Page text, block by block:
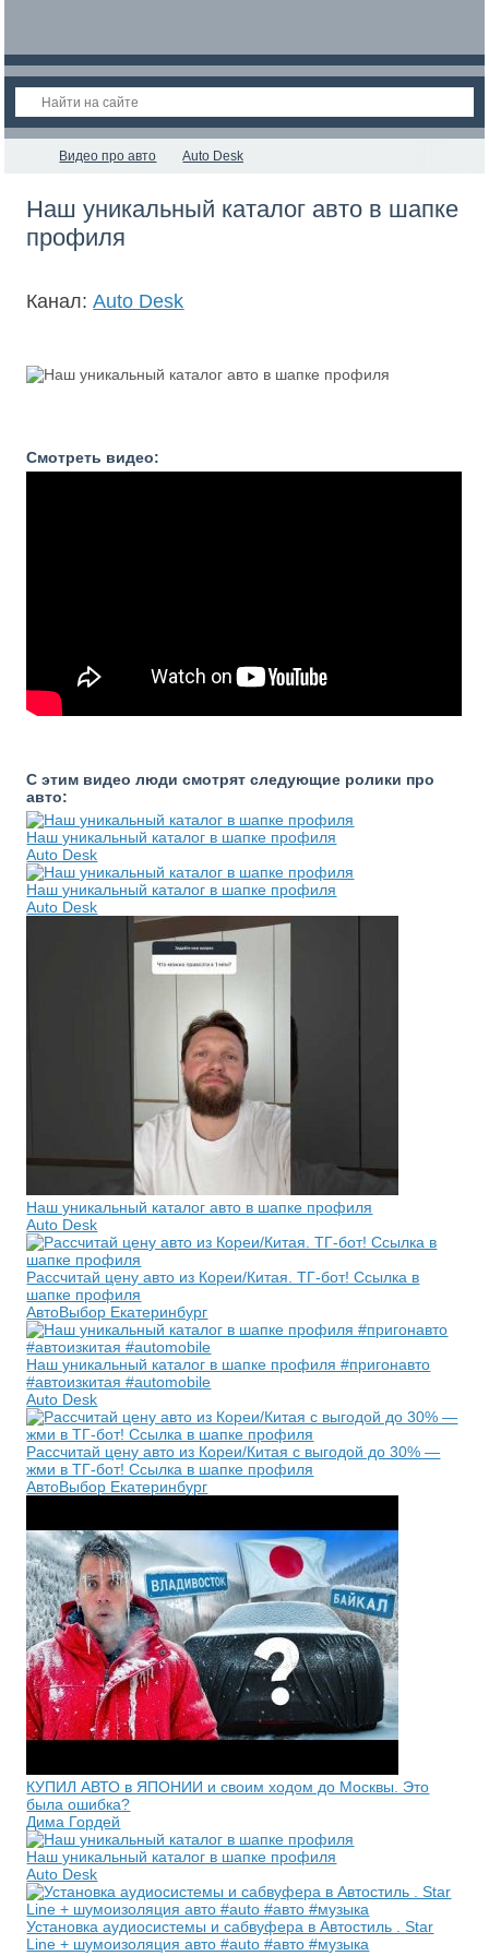
Видео про авто Auto Desk
Наш уникальный каталог авто в шапке
профиля
Канал:Auto Desk
Смотреть видео:
С этим видео люди смотрят следующие ролики про
авто:
Наш уникальный каталог в шапке профиля
Auto Desk
Наш уникальный каталог в шапке профиля
Auto Desk
Наш уникальный каталог авто в шапке профиля
Auto Desk
Рассчитай цену авто из Кореи/Китая. ТГ-бот! Ссылка в
шапке профиля
АвтоВыбор Екатеринбург
Наш уникальный каталог в шапке профиля #пригонавто
#автоизкитая #automobile
Auto Desk
Рассчитай цену авто из Кореи/Китая с выгодой до 30% —
жми в ТГ-бот! Ссылка в шапке профиля
АвтоВыбор Екатеринбург
КУПИЛ АВТО в ЯПОНИИ и своим ходом до Москвы. Это
была ошибка?
Дима Гордей
Наш уникальный каталог в шапке профиля
Auto Desk
Установка аудиосистемы и сабвуфера в Автостиль . Star
Line + шумоизоляция авто #auto #авто #музыка